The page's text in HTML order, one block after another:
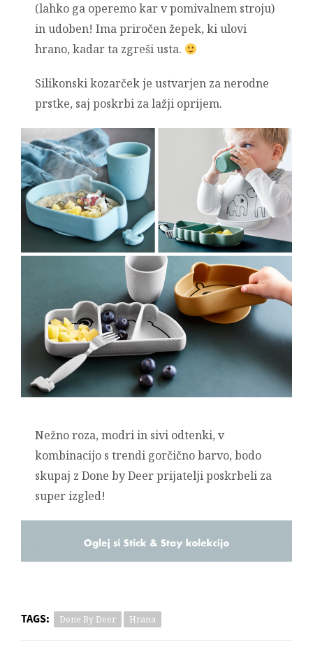
(lahko ga operemo kar v pomivalnem stroju)
in udoben! Ima priročen žepek, ki ulovi
hrano, kadar ta zgreši usta.
Silikonski kozarček je ustvarjen za nerodne
prstke, saj poskrbi za lažji oprijem.
Nežno roza, modri in sivi odtenki, v
kombinacijo s trendi gorčično barvo, bodo
skupaj z Done by Deer prijatelji poskrbeli za
super izgled!
TAGS: Done By Deer Hrana